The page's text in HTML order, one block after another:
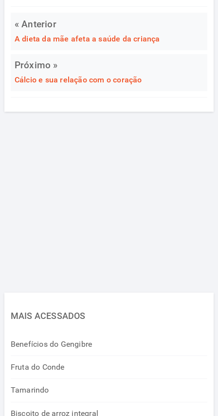
« Anterior
A dieta da mãe afeta a saúde da criança
Próximo »
Cálcio e sua relação com o coração
MAIS ACESSADOS
Benefícios do Gengibre
Fruta do Conde
Tamarindo
Biscoito de arroz integral